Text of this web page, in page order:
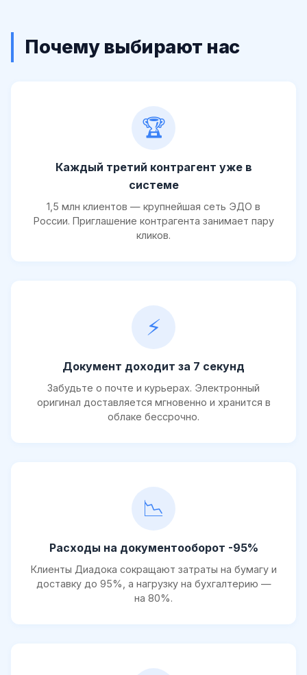
Почему выбирают нас
🏆
Каждый третий контрагент уже в
системе
1,5 млн клиентов — крупнейшая сеть ЭДО в
России. Приглашение контрагента занимает пару
кликов.
⚡
Документ доходит за 7 секунд
Забудьте о почте и курьерах. Электронный
оригинал доставляется мгновенно и хранится в
облаке бессрочно.
📉
Расходы на документооборот -95%
Клиенты Диадока сокращают затраты на бумагу и
доставку до 95%, а нагрузку на бухгалтерию —
на 80%.